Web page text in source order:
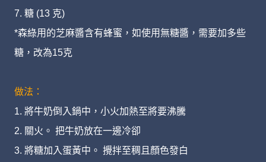
7. 糖 (13 克)
*森綠用的芝麻醬含有蜂蜜，如使用無糖醬，需要加多些
糖，改為15克
做法：
1. 將牛奶倒入鍋中，小火加熱至將要沸騰
2. 關火。 把牛奶放在一邊冷卻
3. 將糖加入蛋黃中。 攪拌至稠且顏色發白